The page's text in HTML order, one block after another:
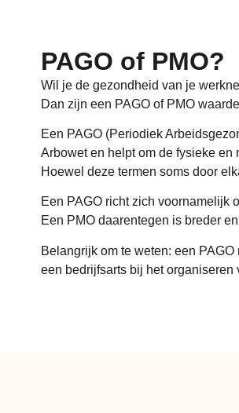
PAGO of PMO?
Wil je de gezondheid van je
Dan zijn een PAGO of PMO
Een PAGO (Periodiek
Arbowet en helpt om de fysieke en
Hoewel deze termen soms door
Een PAGO richt zich voornamelijk
Een PMO daarentegen is breder
Belangrijk om te weten: een
een bedrijfsarts bij het organiseren